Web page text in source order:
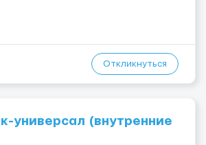
поручений заведующего складом. ✅
Откликнуться
универсал (внутренние